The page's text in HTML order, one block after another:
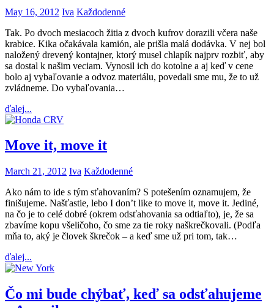
May 16, 2012 Iva Každodenné
Tak. Po dvoch mesiacoch žitia z dvoch kufrov dorazili včera naše
krabice. Kika očakávala kamión, ale prišla malá dodávka. V nej bol
naložený drevený kontajner, ktorý musel chlapík najprv rozbiť, aby
sa dostal k našim veciam. Vynosil ich do kotolne a aj keď v cene
bolo aj vybaľovanie a odvoz materiálu, povedali sme mu, že to už
zvládneme. Do vybaľovania…
ďalej...
Move it, move it
March 21, 2012 Iva Každodenné
Ako nám to ide s tým sťahovaním? S potešením oznamujem, že
finišujeme. Našťastie, lebo I don’t like to move it, move it. Jediné,
na čo je to celé dobré (okrem odsťahovania sa odtiaľto), je, že sa
zbavíme kopu všeličoho, čo sme za tie roky naškrečkovali. (Podľa
mňa to, aký je človek škrečok – a keď sme už pri tom, tak…
ďalej...
Čo mi bude chýbať, keď sa odsťahujeme